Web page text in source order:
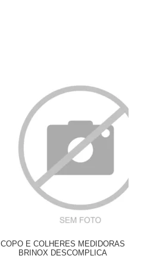
COPO E COLHERES MEDIDORAS
BRINOX DESCOMPLICA